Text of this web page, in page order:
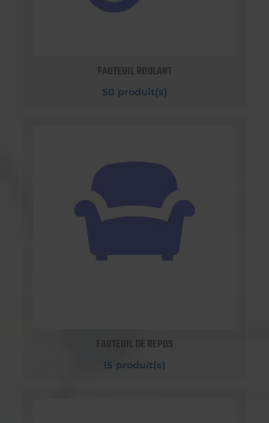
FAUTEUIL ROULANT
50 produit(s)
FAUTEUIL DE REPOS
15 produit(s)